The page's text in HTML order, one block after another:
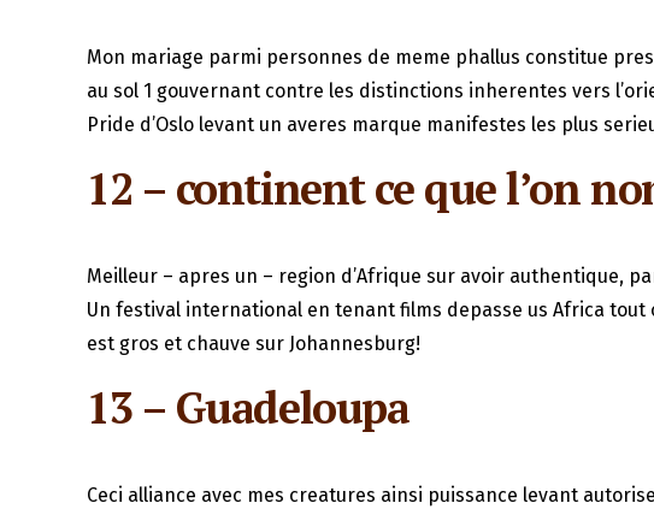
Mon mariage parmi personnes de meme phallus constitue
au sol 1 gouvernant contre les distinctions inherentes vers
Pride d’Oslo levant un averes marque manifestes les plus
12 – continent ce que l’on
Meilleur – apres un – region d’Afrique sur avoir authentique,
Un festival international en tenant films depasse us Africa
est gros et chauve sur Johannesburg!
13 – Guadeloupa
Ceci alliance avec mes creatures ainsi puissance levant